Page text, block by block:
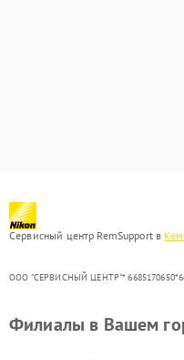
Сервисный центр RemSupport в
ООО "СЕРВИСНЫЙ ЦЕНТР"*
Филиалы в Вашем